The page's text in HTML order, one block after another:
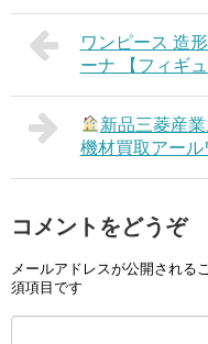
ワンピース 造
ーナ 【フィギ
新品三菱産
機材買取アール
コメントをどうぞ
メールアドレスが公開される
須項目です